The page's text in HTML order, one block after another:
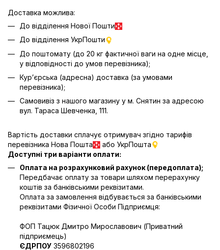
Доставка можлива:
До відділення Нової Пошти
До відділення УкрПошти
До поштомату (до 20 кг фактичної ваги на одне місце,
у відповідності до умов перевізника);
Кур’єрська (адресна) доставка (за умовами
перевізника);
Самовивіз з нашого магазину у м. Снятин за адресою
вул. Тараса Шевченка, 111.
Вартість доставки сплачує отримувач згідно тарифів
перевізника Нова Пошта
або УкрПошта
Доступні три варіанти оплати:
Оплата на розрахунковий рахунок (передоплата);
Передбачає оплату за товари шляхом перерахунку
коштів за банківськими реквізитами.
Оплата за замовлення відбувається за банківськими
реквізитами Фізичної Особи Підприємця:
ФОП Тацюк Дмитро Мирославович (Приватний
пiдприємець)
ЄДРПОУ 3596802196